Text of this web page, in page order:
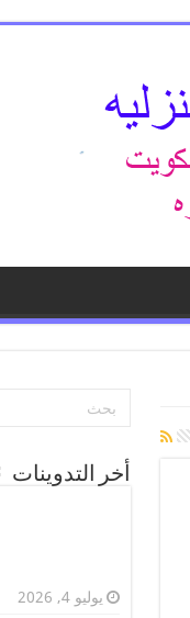
أخر التدوينات
يوليو 4, 2026